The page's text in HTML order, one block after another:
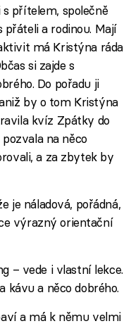
přítelem, společně
a rodinou. Mají
má Kristýna ráda
si zajde s
Do pořadu ji
by o tom Kristýna
kvíz Zpátky do
na něco
a za zbytek by
je náladová, pořádná,
výrazný orientační
– vede i vlastní lekce.
kávu a něco dobrého.
a má k němu velmi